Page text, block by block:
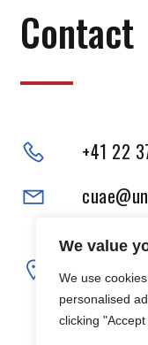
We value
We use
personalised
clicking
Contact
+41 22
Adresse
102,
1205
Adresse